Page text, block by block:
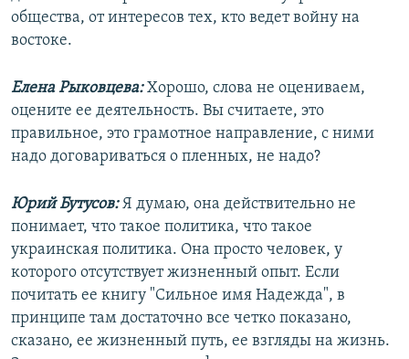
общества, от интересов тех, кто ведет войну на
востоке.
Елена Рыковцева:Хорошо, слова не оцениваем,
оцените ее деятельность. Вы считаете, это
правильное, это грамотное направление, с ними
надо договариваться о пленных, не надо?
Юрий Бутусов:Я думаю, она действительно не
понимает, что такое политика, что такое
украинская политика. Она просто человек, у
которого отсутствует жизненный опыт. Если
почитать ее книгу "Сильное имя Надежда", в
принципе там достаточно все четко показано,
сказано, ее жизненный путь, ее взгляды на жизнь.